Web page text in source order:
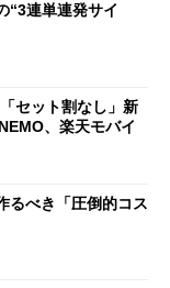
“3連単連発サイ
セット割なし」新
、楽天モバイ
るべき「圧倒的コス